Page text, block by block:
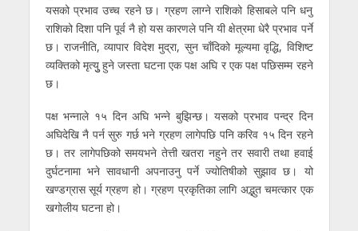
यसको प्रभाव उच्च रहने छ। ग्रहण लाग्ने राशिको हिसाबले पनि धनु
राशिको दिशा पनि पूर्व नै हो यस कारणले पनि यी क्षेत्रमा धेरै प्रभाव पर्ने
छ। राजनीति, व्यापार विदेश मुद्रा, सुन चाँदिको मूल्यमा वृद्धि, विशिष्ट
व्यक्तिको मृत्युु हुने जस्ता घटना एक पक्ष अघि र एक पक्ष पछिसम्म रहने
छ।
पक्ष भन्नाले १५ दिन अघि भन्ने बुझिन्छ। यसको प्रभाव पन्द्र दिन
अघिदेखि नै पर्न सुरु गर्छ भने ग्रहण लागेपछि पनि करिव १५ दिन रहने
छ। तर लागेपछिको समयभने तेत्ती खतरा नहुने तर सवारी तथा हवाई
दुर्घटनामा भने सावधानी अपनाउनु पर्ने ज्योतिषीको सुझाव छ। यो
खण्डग्रास सूर्य ग्रहण हो। ग्रहण प्रकृतिका लागि अद्भुत चमत्कार एक
खगोलीय घटना हो।